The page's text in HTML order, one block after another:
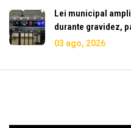
Lei municipal
durante gravidez,
03 ago, 2026